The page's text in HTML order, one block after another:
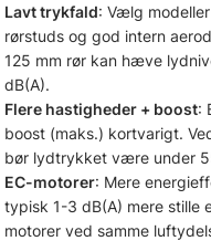
Lavt trykfald: Vælg
rørstuds og god intern
125 mm rør kan hæve
dB(A).
Flere hastigheder + boost:
boost (maks.) kortvarigt.
bør lydtrykket være under
EC-motorer: Mere
typisk 1-3 dB(A) mere stille
motorer ved samme